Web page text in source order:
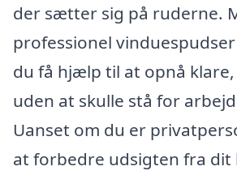
der sætter sig på ruderne.
professionel
du få hjælp til at opnå
uden at skulle stå for
Uanset om du er
at forbedre udsigten fra dit